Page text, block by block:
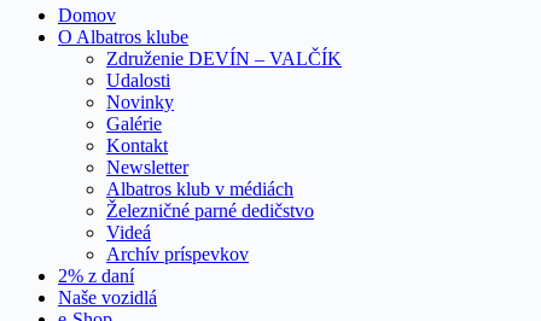
Domov
O Albatros klube
Združenie DEVÍN – VALČÍK
Udalosti
Novinky
Galérie
Kontakt
Newsletter
Albatros klub v médiách
Železničné parné dedičstvo
Videá
Archív príspevkov
2% z daní
Naše vozidlá